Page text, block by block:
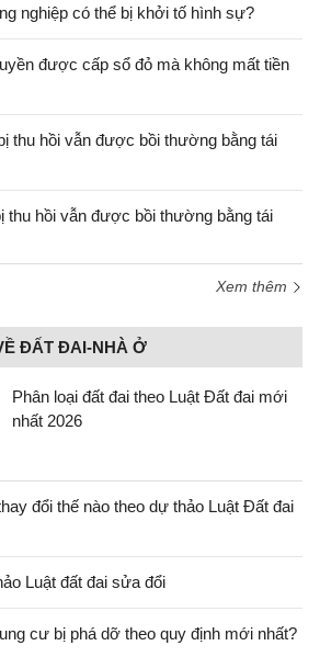
nghiệp có thể bị khởi tố hình sự?
được cấp sổ đỏ mà không mất tiền
thu hồi vẫn được bồi thường bằng tái
thu hồi vẫn được bồi thường bằng tái
Xem thêm
ĐẤT ĐAI-NHÀ Ở
Phân loại đất đai theo Luật Đất đai mới
nhất 2026
đổi thế nào theo dự thảo Luật Đất đai
Luật đất đai sửa đổi
cư bị phá dỡ theo quy định mới nhất?